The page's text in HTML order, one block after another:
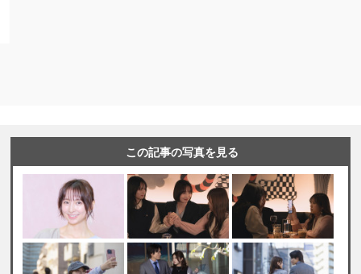
この記事の写真を見る